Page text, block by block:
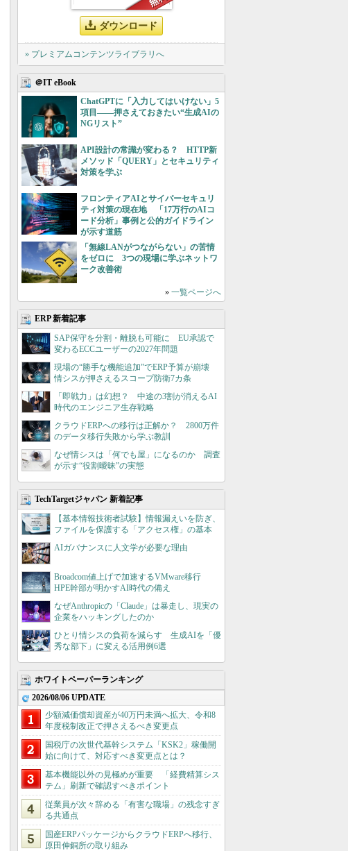
ダウンロード
» プレミアムコンテンツライブラリへ
＠IT eBook
ChatGPTに「入力してはいけない」5
項目――押さえておきたい“生成AIの
NGリスト”
API設計の常識が変わる？ HTTP新
メソッド「QUERY」とセキュリティ
対策を学ぶ
フロンティアAIとサイバーセキュリ
ティ対策の現在地 「17万行のAIコ
ード分析」事例と公的ガイドライン
が示す道筋
「無線LANがつながらない」の苦情
をゼロに 3つの現場に学ぶネットワ
ーク改善術
» 一覧ページへ
ERP 新着記事
SAP保守を分割・離脱も可能に EU承認で
変わるECCユーザーの2027年問題
現場の“勝手な機能追加”でERP予算が崩壊
情シスが押さえるスコープ防衛7カ条
「即戦力」は幻想？ 中途の3割が消えるAI
時代のエンジニア生存戦略
クラウドERPへの移行は正解か？ 2800万件
のデータ移行失敗から学ぶ教訓
なぜ情シスは「何でも屋」になるのか 調査
が示す“役割曖昧”の実態
TechTargetジャパン 新着記事
【基本情報技術者試験】情報漏えいを防ぎ、
ファイルを保護する「アクセス権」の基本
AIガバナンスに人文学が必要な理由
Broadcom値上げで加速するVMware移行
HPE幹部が明かすAI時代の備え
なぜAnthropicの「Claude」は暴走し、現実の
企業をハッキングしたのか
ひとり情シスの負荷を減らす 生成AIを「優
秀な部下」に変える活用例6選
ホワイトペーパーランキング
2026/08/06 UPDATE
少額減価償却資産が40万円未満へ拡大、令和8
年度税制改正で押さえるべき変更点
国税庁の次世代基幹システム「KSK2」稼働開
始に向けて、対応すべき変更点とは？
基本機能以外の見極めが重要 「経費精算シス
テム」刷新で確認すべきポイント
従業員が次々辞める「有害な職場」の残念すぎ
る共通点
国産ERPパッケージからクラウドERPへ移行、
原田伸銅所の取り組み